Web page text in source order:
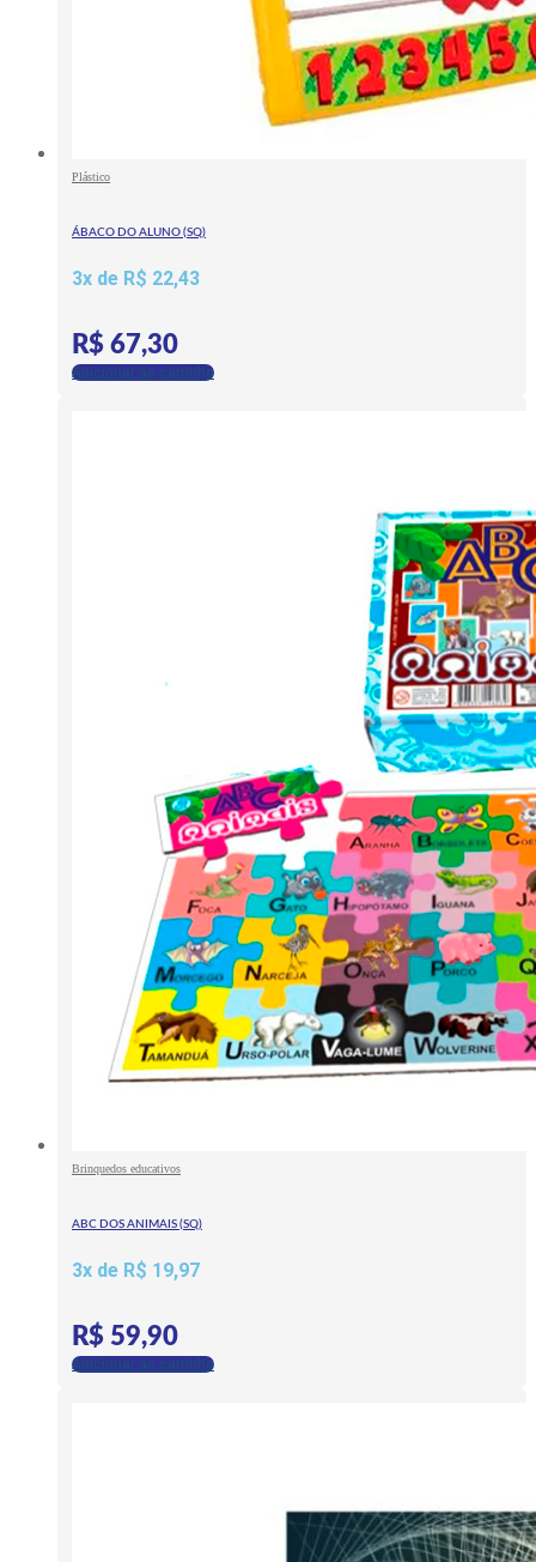
Plástico
ÁBACO DO ALUNO (SQ)
3x de R$ 22,43
R$ 67,30
Adicionar ao carrinho
Brinquedos educativos
ABC DOS ANIMAIS (SQ)
3x de R$ 19,97
R$ 59,90
Adicionar ao carrinho